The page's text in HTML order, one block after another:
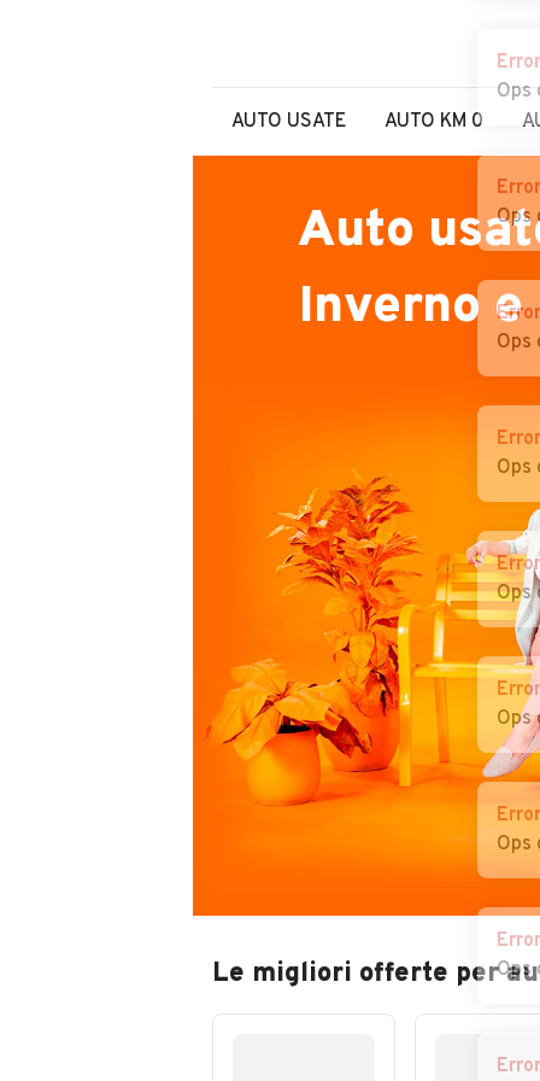
AUTO USATE AUTO KM 0
Auto
Inverno
Le migliori offerte per
Error
Ops
Error
Ops
Error
Ops
Error
Ops
Error
Ops
Error
Ops
Error
Ops
Error
Ops
Error